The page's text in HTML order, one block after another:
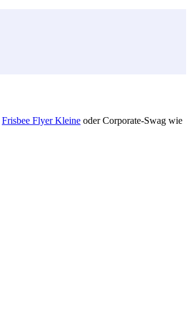
Frisbee Flyer Kleine oder Corporate-Swag wie